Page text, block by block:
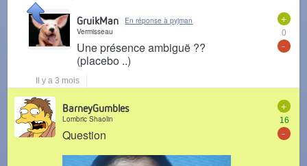
+
0
-
GruikMan
En réponse à pyjman
Vermisseau
Une présence ambiguë ??
(placebo ..)
Il y a 3 mois
+
16
-
BarneyGumbles
Lombric Shaolin
Question